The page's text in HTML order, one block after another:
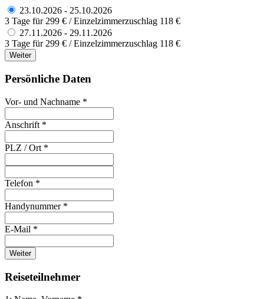
23.10.2026 - 25.10.2026
3 Tage für 299 € / Einzelzimmerzuschlag 118 €
27.11.2026 - 29.11.2026
3 Tage für 299 € / Einzelzimmerzuschlag 118 €
Weiter
Persönliche Daten
Vor- und Nachname *
Anschrift *
PLZ / Ort *
Telefon *
Handynummer *
E-Mail *
Weiter
Reiseteilnehmer